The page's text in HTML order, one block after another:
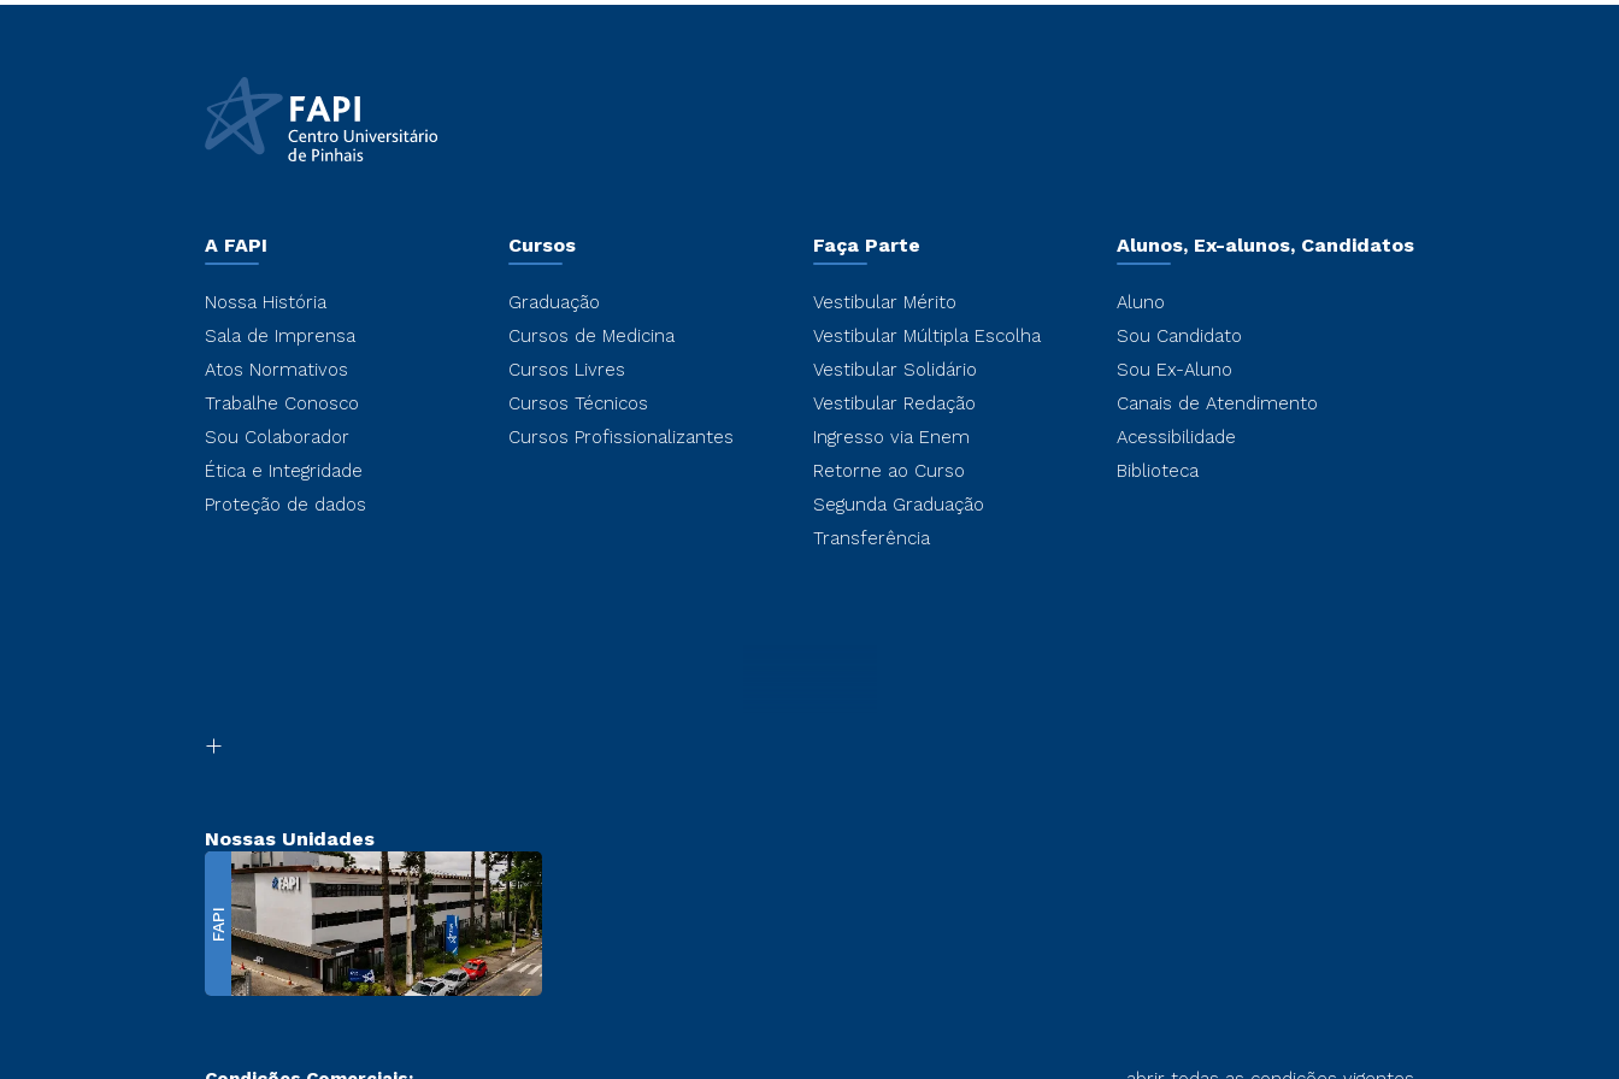
A FAPI
Nossa História
Sala de Imprensa
Atos Normativos
Trabalhe Conosco
Sou Colaborador
Ética e Integridade
Proteção de dados
Cursos
Graduação
Cursos de Medicina
Cursos Livres
Cursos Técnicos
Cursos Profissionalizantes
Faça Parte
Vestibular Mérito
Vestibular Múltipla Escolha
Vestibular Solidário
Vestibular Redação
Ingresso via Enem
Retorne ao Curso
Segunda Graduação
Transferência
Alunos, Ex-alunos, Candidatos
Aluno
Sou Candidato
Sou Ex-Aluno
Canais de Atendimento
Acessibilidade
Biblioteca
Nossas Unidades
FAPI